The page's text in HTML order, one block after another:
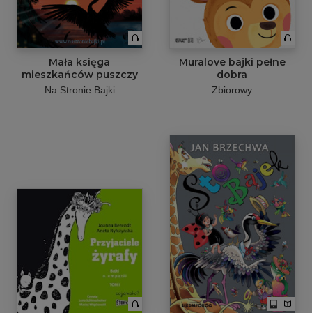
Mała księga
mieszkańców puszczy
Na Stronie Bajki
Muralove bajki pełne
dobra
Zbiorowy